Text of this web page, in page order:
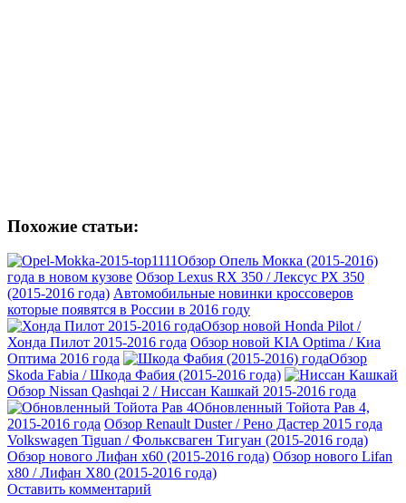
Похожие статьи:
Обзор Опель Мокка (2015-2016)
года в новом кузове Обзор Lexus RX 350 / Лексус РХ 350
(2015-2016 года) Автомобильные новинки кроссоверов
которые появятся в России в 2016 году
Обзор новой Honda Pilot /
Хонда Пилот 2015-2016 года Обзор новой KIA Optima / Киа
Оптима 2016 года
Обзор
Skoda Fabia / Шкода Фабия (2015-2016 года)
Обзор Nissan Qashqai 2 / Ниссан Кашкай 2015-2016 года
Обновленный Тойота Рав 4,
2015-2016 года Обзор Renault Duster / Рено Дастер 2015 года
Volkswagen Tiguan / Фольксваген Тигуан (2015-2016 года)
Обзор нового Лифан х60 (2015-2016 года) Обзор нового Lifan
x80 / Лифан Х80 (2015-2016 года)
Оставить комментарий